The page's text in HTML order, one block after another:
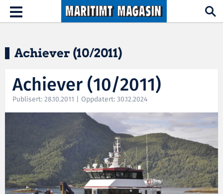
Hopp til hovedinnhold
Toggle
navigation
Achiever (10/2011)
Achiever (10/2011)
Publisert: 28.10.2011 | Oppdatert: 30.12.2024